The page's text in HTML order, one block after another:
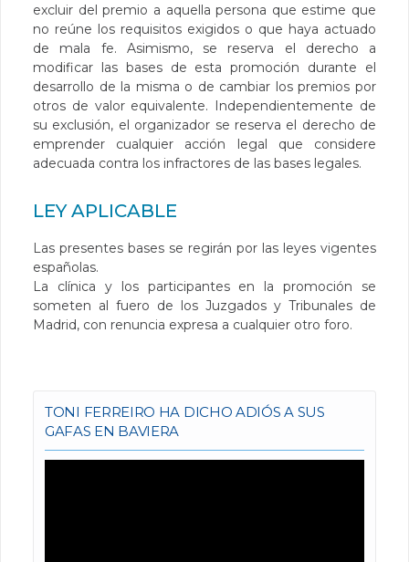
excluir del premio a aquella persona que estime que
no reúne los requisitos exigidos o que haya actuado
de mala fe. Asimismo, se reserva el derecho a
modificar las bases de esta promoción durante el
desarrollo de la misma o de cambiar los premios por
otros de valor equivalente. Independientemente de
su exclusión, el organizador se reserva el derecho de
emprender cualquier acción legal que considere
adecuada contra los infractores de las bases legales.
LEY APLICABLE
Las presentes bases se regirán por las leyes vigentes
españolas.
La clínica y los participantes en la promoción se
someten al fuero de los Juzgados y Tribunales de
Madrid, con renuncia expresa a cualquier otro foro.
TONI FERREIRO HA DICHO ADIÓS A SUS
GAFAS EN BAVIERA